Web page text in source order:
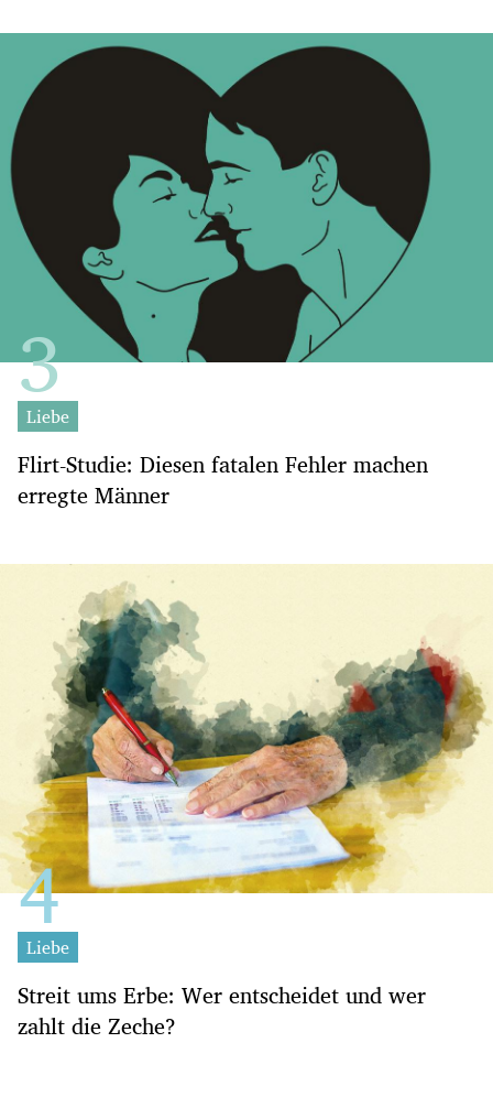
Liebe
Flirt-Studie: Diesen fatalen Fehler machen
erregte Männer
Liebe
Streit ums Erbe: Wer entscheidet und wer
zahlt die Zeche?